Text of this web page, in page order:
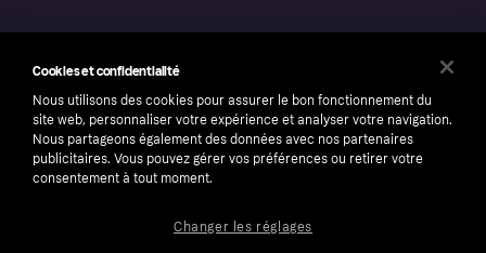
Cookies et confidentialité
Nous utilisons des cookies pour assurer le bon fonctionnement du
site web, personnaliser votre expérience et analyser votre navigation.
Nous partageons également des données avec nos partenaires
publicitaires. Vous pouvez gérer vos préférences ou retirer votre
consentement à tout moment.
Changer les réglages